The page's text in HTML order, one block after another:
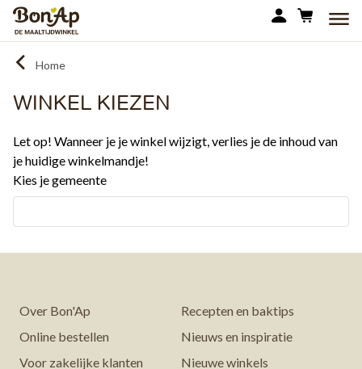
Overslaan
gaan
Home
WINKEL KIEZEN
Let op! Wanneer je je winkel wijzigt, verlies je de inhoud van
je huidige winkelmandje!
Kies je gemeente
Over Bon'Ap
Recepten en baktips
Online bestellen
Nieuws en inspiratie
Voor zakelijke klanten
Nieuwe winkels